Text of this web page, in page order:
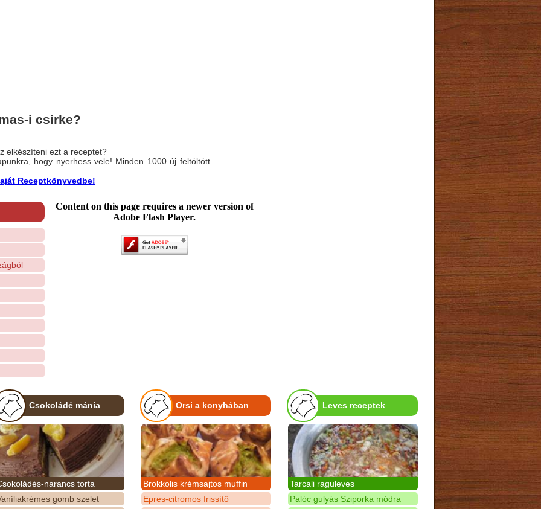
i csirke?
elkészíteni ezt a receptet?
hogy nyerhess vele! Minden 1000 új feltöltött
Receptkönyvedbe!
Content on this page requires a newer version of
Adobe Flash Player.
Csokoládé mánia
narancs torta
gomb szelet
Orsi a konyhában
Brokkolis krémsajtos muffin
Epres-citromos frissítő
Leves receptek
Tarcali raguleves
Palóc gulyás Sziporka módra